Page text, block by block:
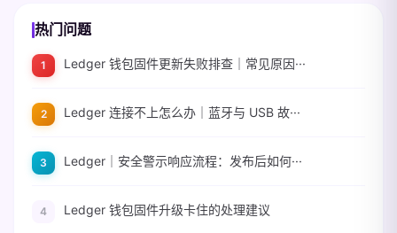
热门问题
Ledger 钱包固件更新失败排查｜常见原因···
Ledger 连接不上怎么办｜蓝牙与 USB 故···
Ledger｜安全警示响应流程：发布后如何···
Ledger 钱包固件升级卡住的处理建议